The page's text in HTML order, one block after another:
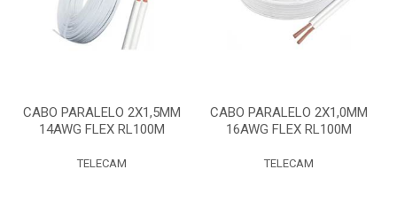
CABO PARALELO 2X1,5MM
14AWG FLEX RL100M
TELECAM
CABO PARALELO 2X1,0MM
16AWG FLEX RL100M
TELECAM